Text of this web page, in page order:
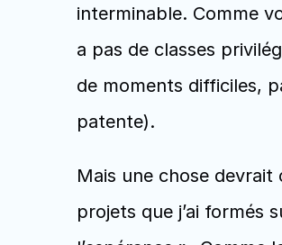
interminable. Comme
a pas de classes
de moments difficiles,
patente).
Mais une chose devrait
projets que j’ai formés